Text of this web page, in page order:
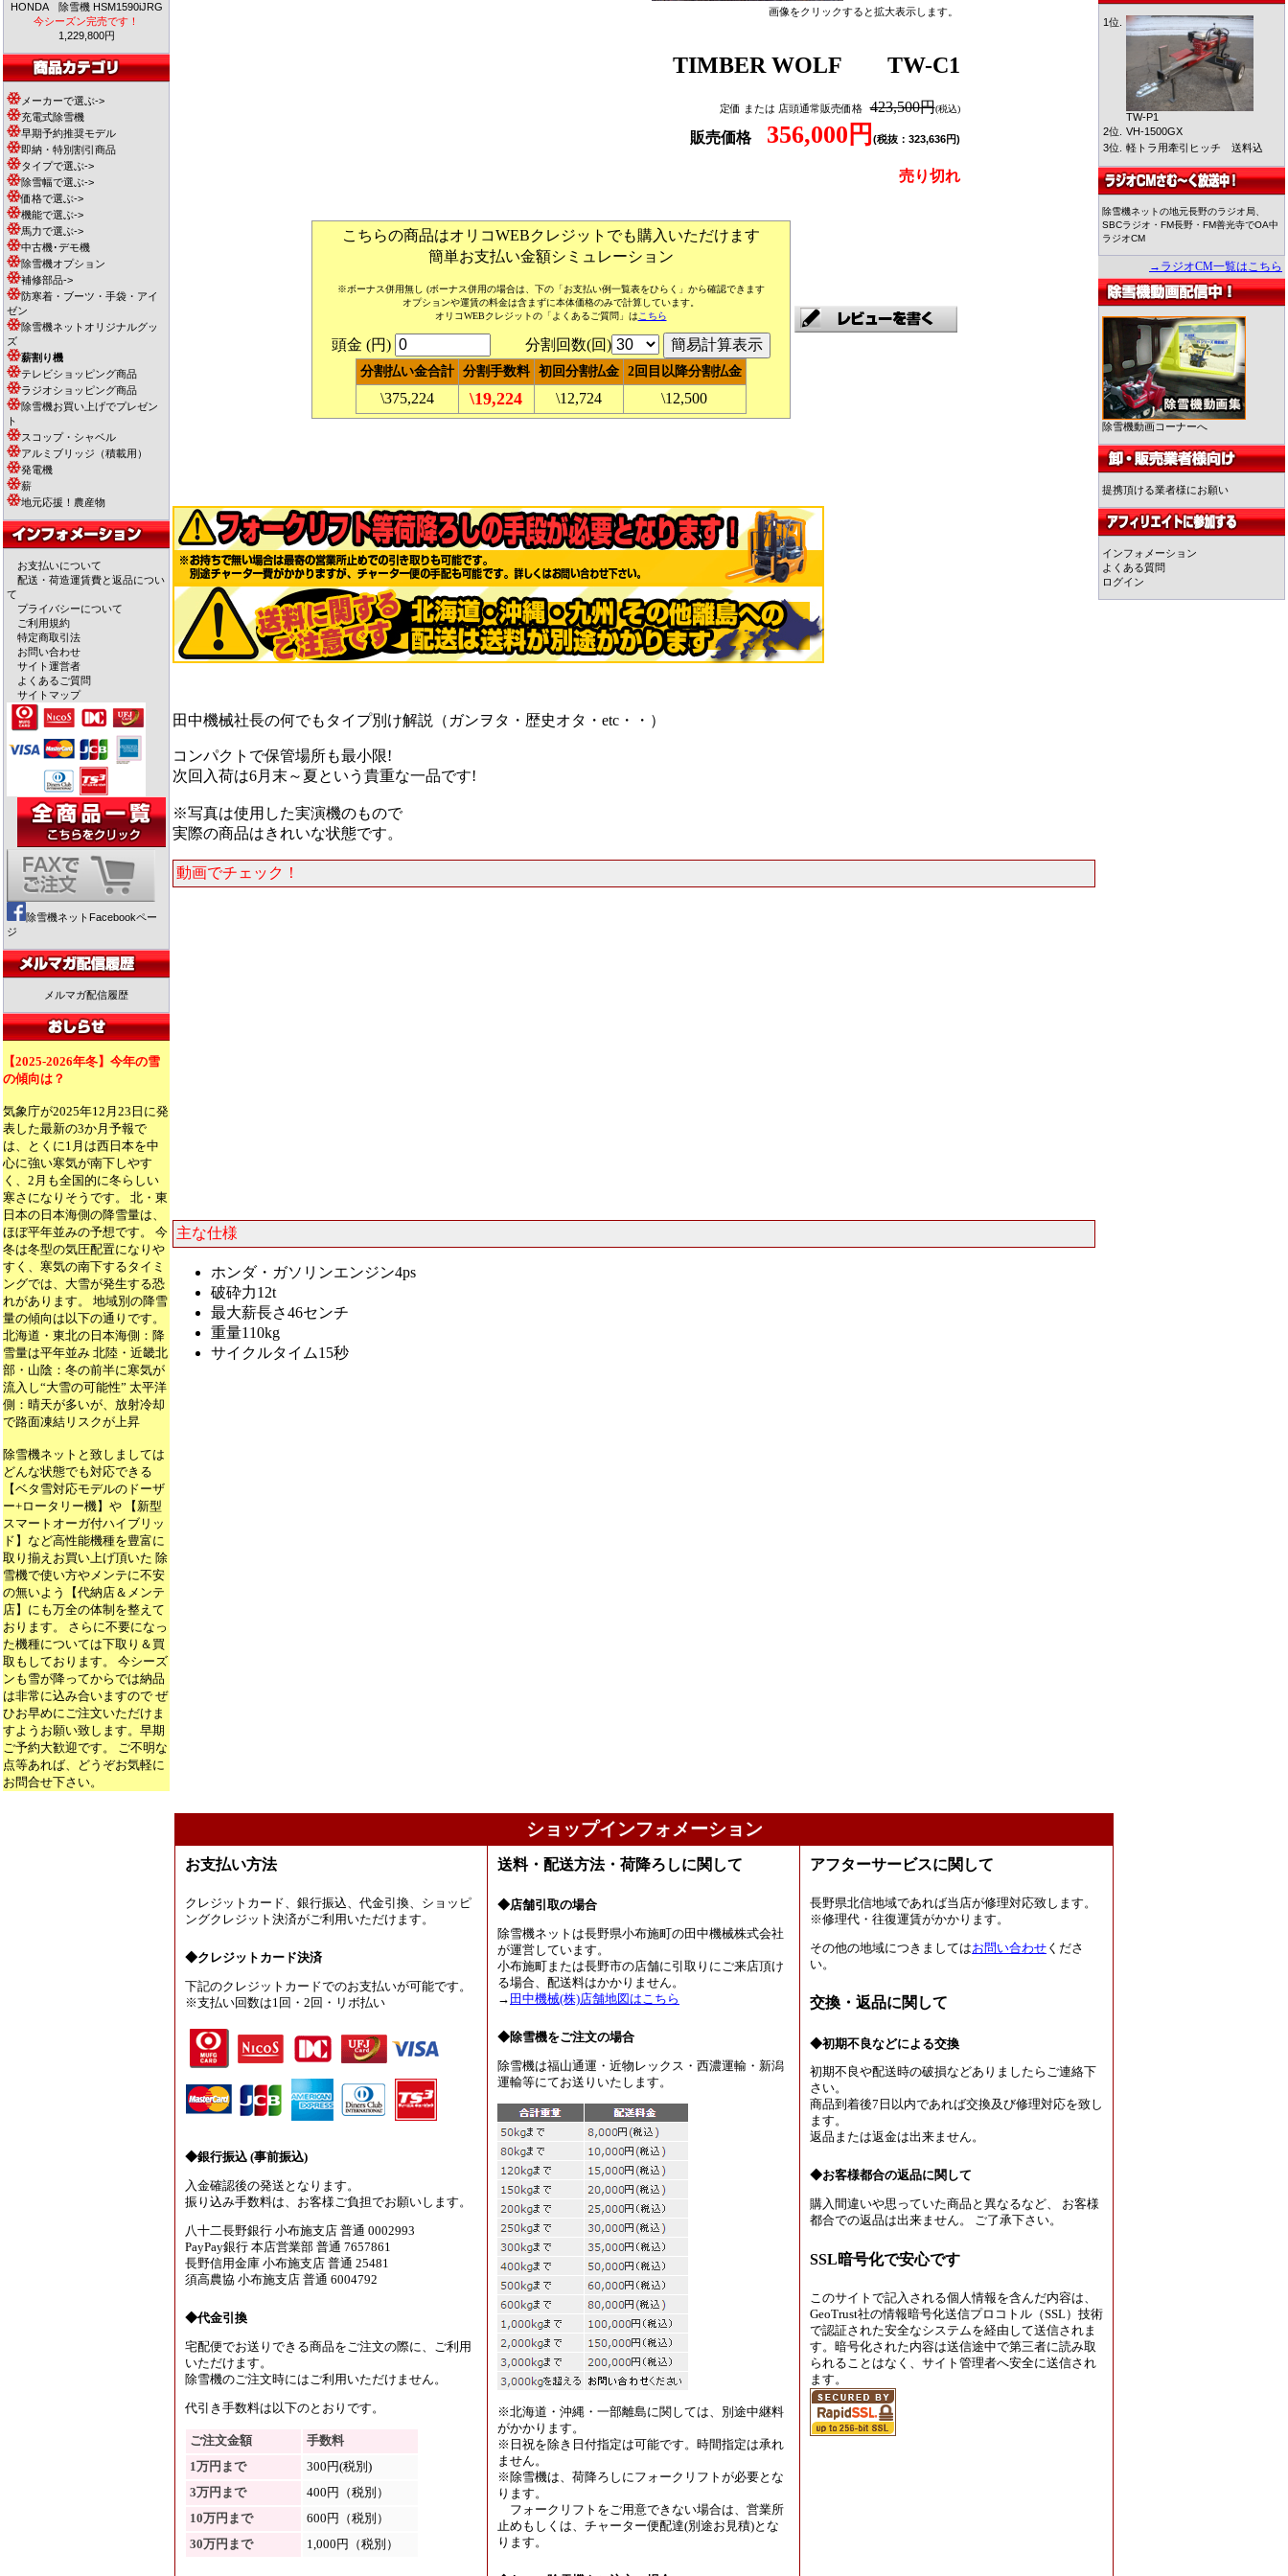
HONDA 除雪機 HSM1590iJRG
今シーズン完売です！
1,229,800円
メーカーで選ぶ->
充電式除雪機
早期予約推奨モデル
即納・特別割引商品
タイプで選ぶ->
除雪幅で選ぶ->
価格で選ぶ->
機能で選ぶ->
馬力で選ぶ->
中古機･デモ機
除雪機オプション
補修部品->
防寒着・ブーツ・手袋・アイ
ゼン
除雪機ネットオリジナルグッ
ズ
薪割り機
テレビショッピング商品
ラジオショッピング商品
除雪機お買い上げでプレゼン
ト
スコップ・シャベル
アルミブリッジ（積載用）
発電機
薪
地元応援！農産物
お支払いについて
配送・荷造運賃費と返品につい
て
プライバシーについて
ご利用規約
特定商取引法
お問い合わせ
サイト運営者
よくあるご質問
サイトマップ
除雪機ネットFacebookペー
ジ
メルマガ配信履歴
【2025-2026年冬】今年の雪
の傾向は？
気象庁が2025年12月23日に発
表した最新の3か月予報で
は、とくに1月は西日本を中
心に強い寒気が南下しやす
く、2月も全国的に冬らしい
寒さになりそうです。 北・東
日本の日本海側の降雪量は、
ほぼ平年並みの予想です。 今
冬は冬型の気圧配置になりや
すく、寒気の南下するタイミ
ングでは、大雪が発生する恐
れがあります。 地域別の降雪
量の傾向は以下の通りです。
北海道・東北の日本海側：降
雪量は平年並み 北陸・近畿北
部・山陰：冬の前半に寒気が
流入し“大雪の可能性” 太平洋
側：晴天が多いが、放射冷却
で路面凍結リスクが上昇
除雪機ネットと致しましては
どんな状態でも対応できる
【ベタ雪対応モデルのドーザ
ー+ロータリー機】や 【新型
スマートオーガ付ハイブリッ
ド】など高性能機種を豊富に
取り揃えお買い上げ頂いた 除
雪機で使い方やメンテに不安
の無いよう【代納店＆メンテ
店】にも万全の体制を整えて
おります。 さらに不要になっ
た機種については下取り＆買
取もしております。 今シーズ
ンも雪が降ってからでは納品
は非常に込み合いますので ぜ
ひお早めにご注文いただけま
すようお願い致します。早期
ご予約大歓迎です。 ご不明な
点等あれば、どうぞお気軽に
お問合せ下さい。
画像をクリックすると拡大表示します。
TIMBER WOLF TW-C1
定価 または 店頭通常販売価格 423,500円(税込)
販売価格 356,000円 (税抜：323,636円)
売り切れ
こちらの商品はオリコWEBクレジットでも購入いただけます
簡単お支払い金額シミュレーション
※ボーナス併用無し (ボーナス併用の場合は、下の「お支払い例一覧表をひらく」から確認できます
オプションや運賃の料金は含まずに本体価格のみで計算しています。
オリコWEBクレジットの「よくあるご質問」はこちら
頭金 (円) 分割回数(回)
分割払い金合計 分割手数料 初回分割払金 2回目以降分割払金
\375,224 \19,224 \12,724 \12,500
田中機械社長の何でもタイプ別け解説（ガンヲタ・歴史オタ・etc・・）
コンパクトで保管場所も最小限!
次回入荷は6月末～夏という貴重な一品です!
※写真は使用した実演機のもので
実際の商品はきれいな状態です。
動画でチェック！
主な仕様
ホンダ・ガソリンエンジン4ps
破砕力12t
最大薪長さ46センチ
重量110kg
サイクルタイム15秒
1位.
TW-P1
2位.
VH-1500GX
3位.
軽トラ用牽引ヒッチ 送料込
除雪機ネットの地元長野のラジオ局、
SBCラジオ・FM長野・FM善光寺でOA中
ラジオCM
→ラジオCM一覧はこちら
除雪機動画コーナーへ
提携頂ける業者様にお願い
インフォメーション
よくある質問
ログイン
ショップインフォメーション
お支払い方法
クレジットカード、銀行振込、代金引換、ショッピ
ングクレジット決済がご利用いただけます。
◆クレジットカード決済
下記のクレジットカードでのお支払いが可能です。
※支払い回数は1回・2回・リボ払い
◆銀行振込 (事前振込)
入金確認後の発送となります。
振り込み手数料は、お客様ご負担でお願いします。
八十二長野銀行 小布施支店 普通 0002993
PayPay銀行 本店営業部 普通 7657861
長野信用金庫 小布施支店 普通 25481
須高農協 小布施支店 普通 6004792
◆代金引換
宅配便でお送りできる商品をご注文の際に、ご利用
いただけます。
除雪機のご注文時にはご利用いただけません。
代引き手数料は以下のとおりです。
ご注文金額
手数料
1万円まで
300円(税別)
3万円まで
400円（税別）
10万円まで
600円（税別）
30万円まで
1,000円（税別）
送料・配送方法・荷降ろしに関して
◆店舗引取の場合
除雪機ネットは長野県小布施町の田中機械株式会社
が運営しています。
小布施町または長野市の店舗に引取りにご来店頂け
る場合、配送料はかかりません。
→ 田中機械(株)店舗地図はこちら
◆除雪機をご注文の場合
除雪機は福山通運・近物レックス・西濃運輸・新潟
運輸等にてお送りいたします。
※北海道・沖縄・一部離島に関しては、別途中継料
がかかります。
※日祝を除き日付指定は可能です。時間指定は承れ
ません。
※除雪機は、荷降ろしにフォークリフトが必要とな
ります。
フォークリフトをご用意できない場合は、営業所
止めもしくは、チャーター便配達(別途お見積)とな
ります。
アフターサービスに関して
長野県北信地域であれば当店が修理対応致します。
※修理代・往復運賃がかかります。
その他の地域につきましてはお問い合わせ くださ
い。
交換・返品に関して
◆初期不良などによる交換
初期不良や配送時の破損などありましたらご連絡下
さい。
商品到着後7日以内であれば交換及び修理対応を致し
ます。
返品または返金は出来ません。
◆お客様都合の返品に関して
購入間違いや思っていた商品と異なるなど、 お客様
都合での返品は出来ません。 ご了承下さい。
SSL暗号化で安心です
このサイトで記入される個人情報を含んだ内容は、
GeoTrust社の情報暗号化送信プロコトル（SSL）技術
で認証された安全なシステムを経由して送信されま
す。暗号化された内容は送信途中で第三者に読み取
られることはなく、サイト管理者へ安全に送信され
ます。